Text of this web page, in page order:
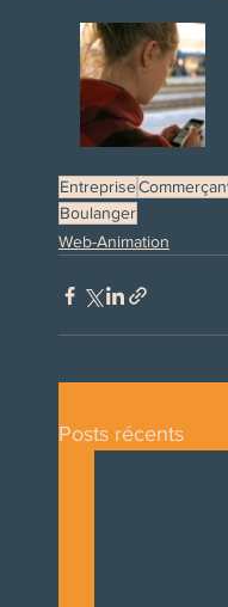
Entreprise
Boulanger
Web-Animation
Posts récents